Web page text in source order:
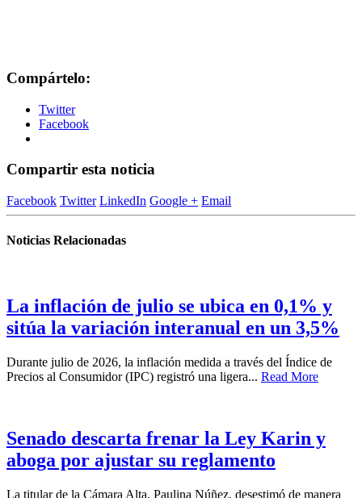
Compártelo:
Twitter
Facebook
Compartir esta noticia
Facebook Twitter LinkedIn Google + Email
Noticias Relacionadas
La inflación de julio se ubica en 0,1% y
sitúa la variación interanual en un 3,5%
Durante julio de 2026, la inflación medida a través del Índice de
Precios al Consumidor (IPC) registró una ligera... Read More
Senado descarta frenar la Ley Karin y
aboga por ajustar su reglamento
La titular de la Cámara Alta, Paulina Núñez, desestimó de manera